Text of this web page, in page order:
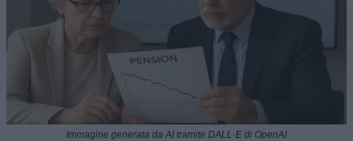
Immagine generata da AI tramite DALL·E di OpenAI